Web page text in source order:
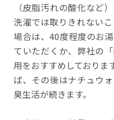
（皮脂汚れの酸化など
洗濯では取りきれない
場合は、40度程度のお
ていただくか、弊社の
用をおすすめしておりま
ば、その後はナチュウ
臭生活が続きます。